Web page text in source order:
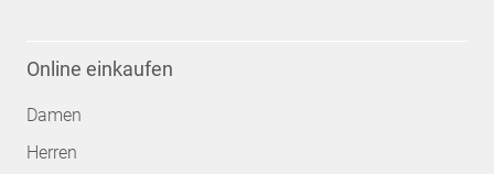
Online einkaufen
Damen
Herren